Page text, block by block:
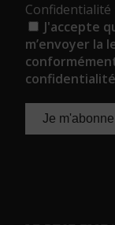
Confidentialité
J'accepte
m’envoyer